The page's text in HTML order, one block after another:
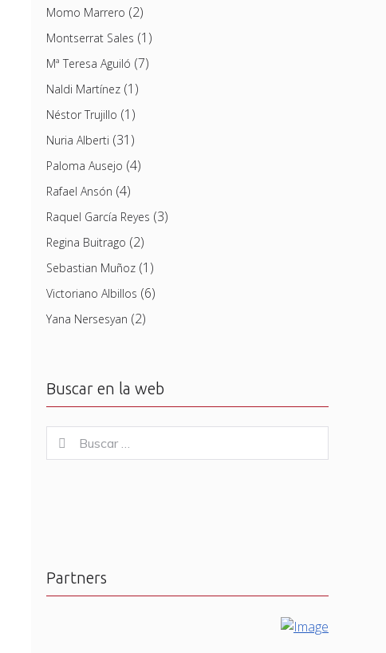
Momo Marrero (2)
Montserrat Sales (1)
Mª Teresa Aguiló (7)
Naldi Martínez(1)
Néstor Trujillo (1)
Nuria Alberti (31)
Paloma Ausejo (4)
Rafael Ansón (4)
Raquel García Reyes (3)
Regina Buitrago (2)
Sebastian Muñoz(1)
Victoriano Albillos (6)
Yana Nersesyan (2)
Buscar en la web
for:
Buscar
Partners